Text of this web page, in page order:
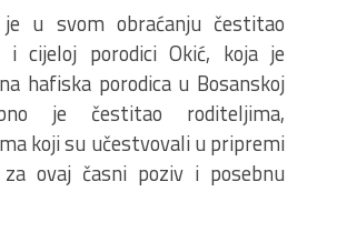
u svom obraćanju čestitao
i cijeloj porodici Okić, koja je
hafiska porodica u Bosanskoj
je čestitao roditeljima,
koji su učestvovali u pripremi
ovaj časni poziv i posebnu